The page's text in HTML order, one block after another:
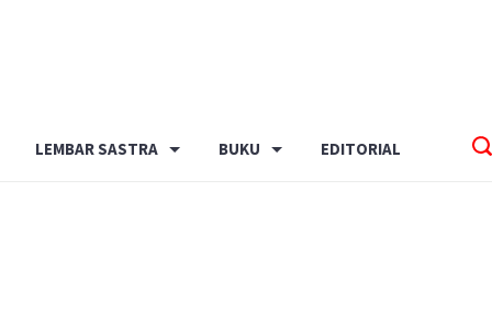
LEMBAR SASTRA BUKU EDITORIAL